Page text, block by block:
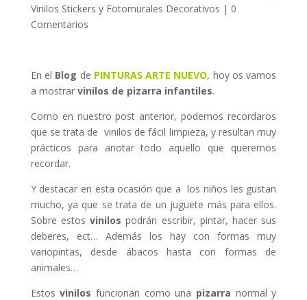
Vinilos Stickers y Fotomurales Decorativos | 0
Comentarios
En el Blog de PINTURAS ARTE NUEVO, hoy os vamos
a mostrar vinilos de pizarra infantiles.
Como en nuestro post anterior, podemos recordaros
que se trata de vinilos de fácil limpieza, y resultan muy
prácticos para anotar todo aquello que queremos
recordar.
Y destacar en esta ocasión que a los niños les gustan
mucho, ya que se trata de un juguete más para ellos.
Sobre estosvinilos podrán escribir, pintar, hacer sus
deberes, ect… Además los hay con formas muy
variopintas, desde ábacos hasta con formas de
animales…
Estosvinilosfuncionan como una pizarra normal y